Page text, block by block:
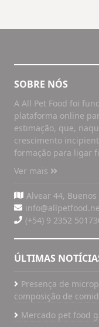
SOBRE NÓS
A All Pet Food foi
plataforma online
estimação, que,
crescimento
formação para ligar
Ver mais
Alvear 44,
(+54) 9 2352
ÚLTIMAS
Presença de
composição de
Mercado pet food